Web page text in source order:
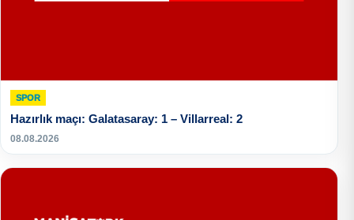
SPOR
Hazırlık maçı: Galatasaray: 1 – Villarreal: 2
08.08.2026